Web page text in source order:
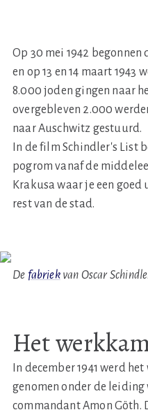
Op 30 mei 1942
en op 13 en 14 maart
8.000 joden gingen naar
overgebleven 2.000
naar Auschwitz gestuurd.
In de film Schindler's List
pogrom vanaf de
Krakusa waar je een
rest van de stad.
De fabriekvan Oscar
Het
In december 1941 werd
genomen onder de leiding
commandant Amon Göth.